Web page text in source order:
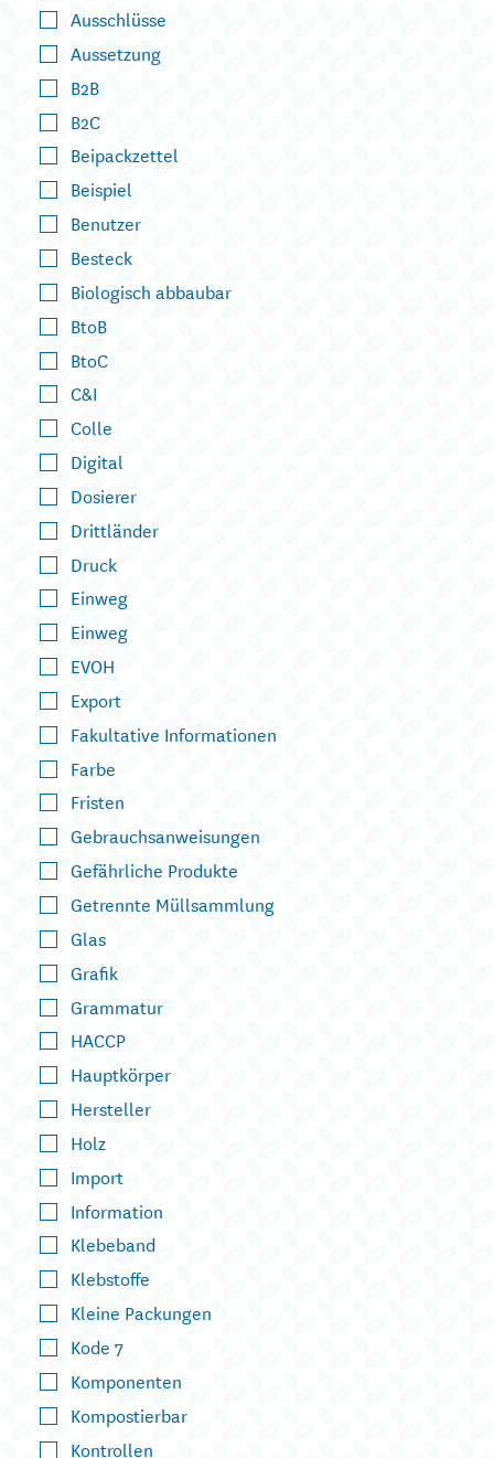
Ausschlüsse
Aussetzung
B2B
B2C
Beipackzettel
Beispiel
Benutzer
Besteck
Biologisch abbaubar
BtoB
BtoC
C&I
Colle
Digital
Dosierer
Drittländer
Druck
Einweg
Einweg
EVOH
Export
Fakultative Informationen
Farbe
Fristen
Gebrauchsanweisungen
Gefährliche Produkte
Getrennte Müllsammlung
Glas
Grafik
Grammatur
HACCP
Hauptkörper
Hersteller
Holz
Import
Information
Klebeband
Klebstoffe
Kleine Packungen
Kode 7
Komponenten
Kompostierbar
Kontrollen